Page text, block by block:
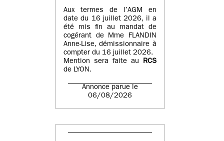
Aux termes de l’AGM en
date du 16 juillet 2026, il a
été mis fin au mandat de
cogérant de Mme FLANDIN
Anne-Lise, démissionnaire à
compter du 16 juillet 2026.
Mention sera faite au RCS
de LYON.
Annonce parue le
06/08/2026